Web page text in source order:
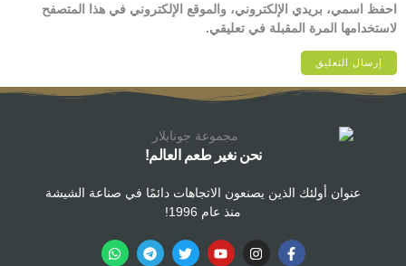
احفظ اسمي، بريدي الإلكتروني، والموقع الإلكتروني في هذا المتصفح
لاستخدامها المرة المقبلة في تعليقي.
نحن نغير طعم العالم!
عنوان أولئك الذين يصنعون الاتجاهات دائمًا في صناعة الشيشة
منذ عام 1996!